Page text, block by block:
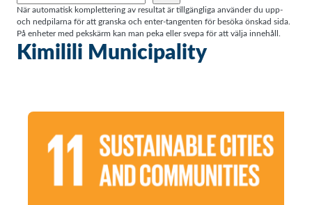
När automatisk komplettering av resultat är tillgängliga använder du upp-
och nedpilarna för att granska och enter-tangenten för besöka önskad sida.
På enheter med pekskärm kan man peka eller svepa för att välja innehåll.
Kimilili Municipality